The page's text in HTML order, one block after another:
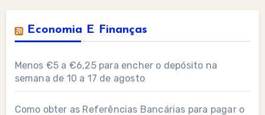
Economia E Finanças
Menos €5 a €6,25 para encher o depósito na
semana de 10 a 17 de agosto
Como obter as Referências Bancárias para pagar o